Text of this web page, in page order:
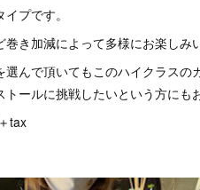
プです。
き加減によって多様にお楽しみ
選んで頂いてもこのハイクラス
トールに挑戦したいという方にも
tax